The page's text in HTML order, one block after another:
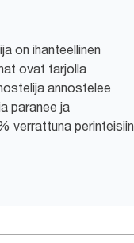
on ihanteellinen
ovat tarjolla
annostelee
paranee ja
verrattuna perinteisiin